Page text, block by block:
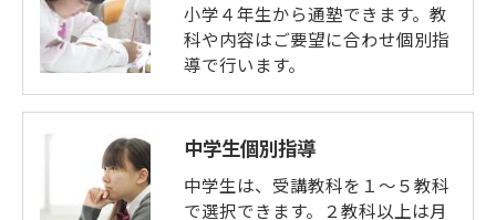
小学４年生から通塾できます。教
科や内容はご要望に合わせ個別指
導で行います。
中学生個別指導
中学生は、受講教科を１～５教科
で選択できます。２教科以上は月